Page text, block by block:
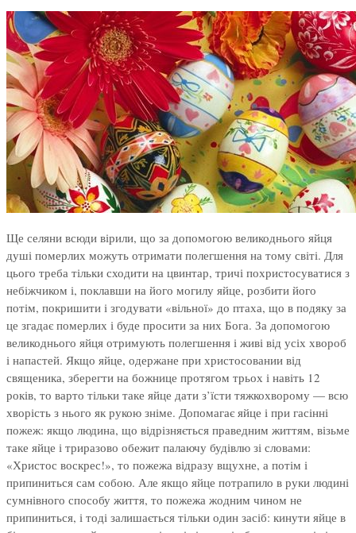
Ще селяни всюди вірили, що за допомогою великоднього яйця
душі померлих можуть отримати полегшення на тому світі. Для
цього треба тільки сходити на цвинтар, тричі похристосуватися з
небіжчиком і, поклавши на його могилу яйце, розбити його
потім, покришити і згодувати «вільної» до птаха, що в подяку за
це згадає померлих і буде просити за них Бога. За допомогою
великоднього яйця отримують полегшення і живі від усіх хвороб
і напастей. Якщо яйце, одержане при христосовании від
священика, зберегти на божнице протягом трьох і навіть 12
років, то варто тільки таке яйце дати з’їсти тяжкохворому — всю
хворість з нього як рукою зніме. Допомагає яйце і при гасінні
пожеж: якщо людина, що відрізняється праведним життям, візьме
таке яйце і триразово обежит палаючу будівлю зі словами:
«Христос воскрес!», то пожежа відразу вщухне, а потім і
припиниться сам собою. Але якщо яйце потрапило в руки людині
сумнівного способу життя, то пожежа жодним чином не
припиниться, і тоді залишається тільки один засіб: кинути яйце в